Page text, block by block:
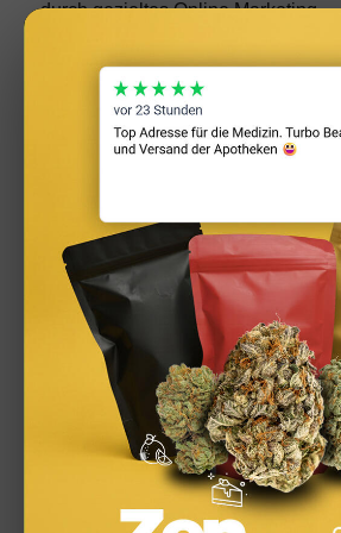
Studium finanzieren 2026:
BAföG und smarte Spartipps